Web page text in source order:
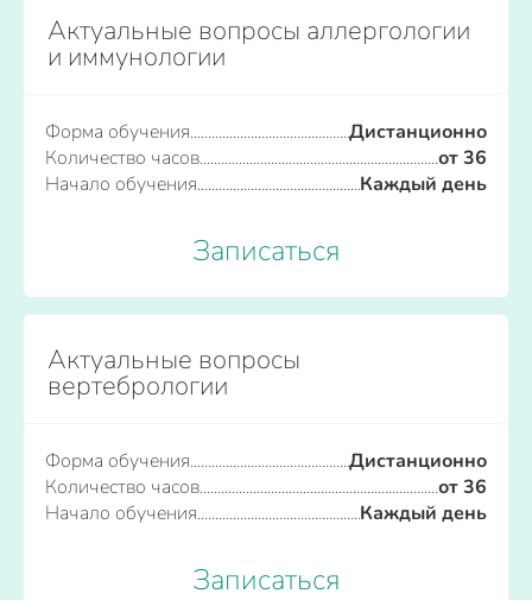
Актуальные вопросы аллергологии
и иммунологии
Форма обучения
Дистанционно
Количество часов
от 36
Начало обучения
Каждый день
Записаться
Актуальные вопросы
вертебрологии
Форма обучения
Дистанционно
Количество часов
от 36
Начало обучения
Каждый день
Записаться